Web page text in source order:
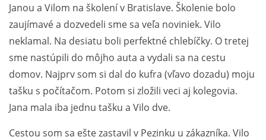
Janou a Vilom na školení v Bratislave. Školenie bolo
zaujímavé a dozvedeli sme sa veľa noviniek. Vilo
neklamal. Na desiatu boli perfektné chlebíčky. O tretej
sme nastúpili do môjho auta a vydali sa na cestu
domov. Najprv som si dal do kufra (vľavo dozadu) moju
tašku s počítačom. Potom si zložili veci aj kolegovia.
Jana mala iba jednu tašku a Vilo dve.
Cestou som sa ešte zastavil v Pezinku u zákazníka. Vilo